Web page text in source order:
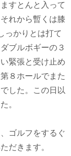
すとんと入って
れから暫くは膝
っかりとは打て
ブルボギーの３
緊張と受け止め
８ホールでまた
した。この日以
。
ゴルフをするぐ
だきます。